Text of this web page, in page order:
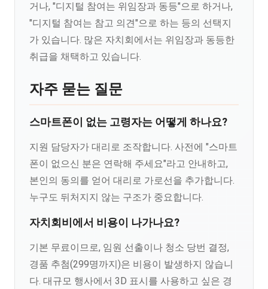
거나, "디지털 참여는 위임장과 동등"으로 하거나,
"디지털 참여는 참고 의견"으로 하는 등의 선택지
가 있습니다. 많은 자치회에서는 위임장과 동등한
취급을 채택하고 있습니다.
자주 묻는 질문
스마트폰이 없는 고령자는 어떻게 하나요?
지원 담당자가 대리로 조작합니다. 사전에 "스마트
폰이 없으신 분은 연락해 주세요"라고 안내하고,
본인의 동의를 얻어 대리로 가로선을 추가합니다.
누구도 뒤처지지 않는 구조가 중요합니다.
자치회비에서 비용이 나가나요?
기본 무료이므로, 임원 선출이나 청소 당번 결정,
경품 추첨(299명까지)은 비용이 발생하지 않습니
다. 대규모 행사에서 3D 표시를 사용하고 싶은 경